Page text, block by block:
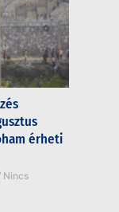
érheti
Nincs